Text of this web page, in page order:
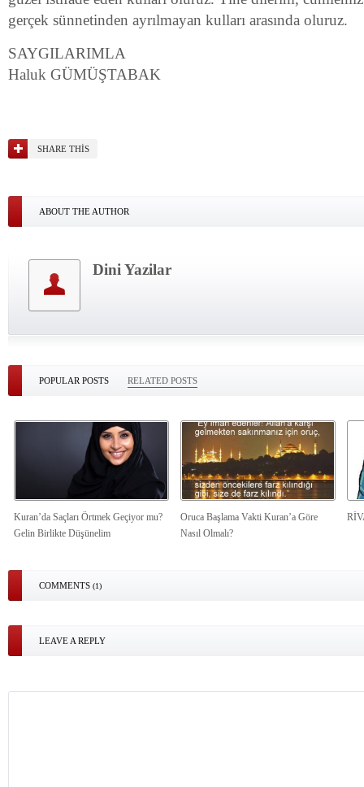
gerçek sünnetinden ayrılmayan kulları arasında oluruz.
SAYGILARIMLA
Haluk GÜMÜŞTABAK
SHARE THIS
ABOUT THE AUTHOR
Dini Yazilar
POPULAR POSTS RELATED POSTS
Kuran’da Saçları Örtmek Geçiyor mu?
Gelin Birlikte Düşünelim
Oruca Başlama Vakti Kuran’a Göre
Nasıl Olmalı?
COMMENTS (1)
LEAVE A REPLY